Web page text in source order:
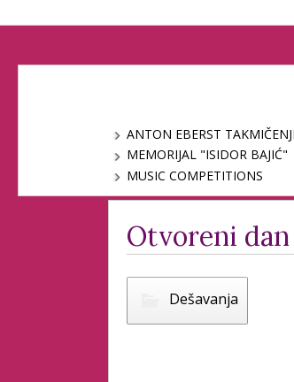
ANTON EBERST
MEMORIJAL "ISIDOR BAJIĆ"
MUSIC COMPETITIONS
Otvoreni
Dešavanja